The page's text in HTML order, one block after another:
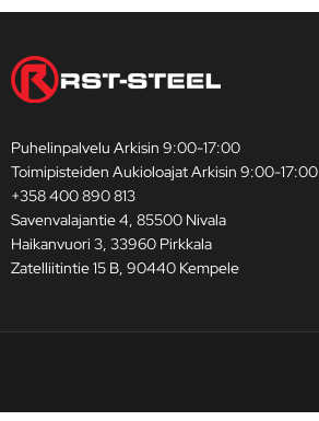
Puhelinpalvelu Arkisin 9:00-17:00
Toimipisteiden Aukioloajat Arkisin 9:00-17:00
+358 400 890 813
Savenvalajantie 4, 85500 Nivala
Haikanvuori 3, 33960 Pirkkala
Zatelliitintie 15 B, 90440 Kempele